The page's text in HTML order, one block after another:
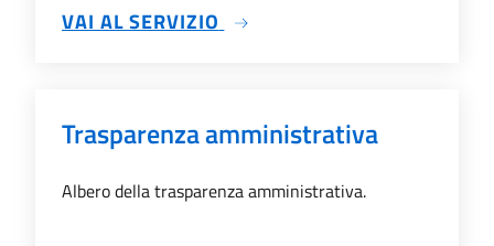
VAI AL SERVIZIO SU DOCUMENTI ALL'ALBO
Trasparenza amministrativa
Albero della trasparenza amministrativa.